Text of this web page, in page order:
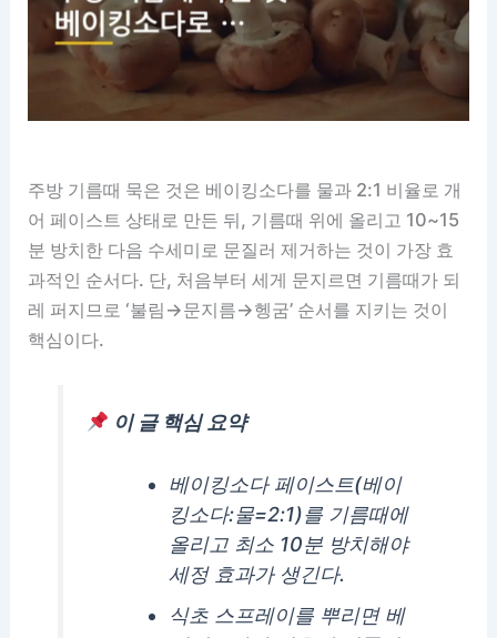
주방 기름때 묵은 것은 베이킹소다를 물과 2:1 비율로 개
어 페이스트 상태로 만든 뒤, 기름때 위에 올리고 10~15
분 방치한 다음 수세미로 문질러 제거하는 것이 가장 효
과적인 순서다. 단, 처음부터 세게 문지르면 기름때가 되
레 퍼지므로 ‘불림→문지름→헹굼’ 순서를 지키는 것이
핵심이다.
이 글 핵심 요약
베이킹소다 페이스트(베이
킹소다:물=2:1)를 기름때에
올리고 최소 10분 방치해야
세정 효과가 생긴다.
식초 스프레이를 뿌리면 베